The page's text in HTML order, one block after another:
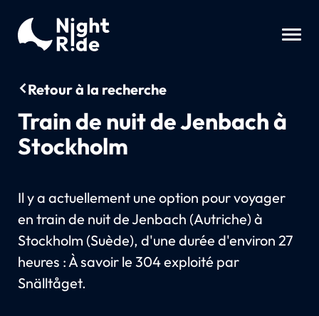
Retour à la recherche
Train de nuit de Jenbach à
Stockholm
Il y a actuellement une option pour voyager
en train de nuit de Jenbach (Autriche) à
Stockholm (Suède), d'une durée d'environ 27
heures : À savoir le 304 exploité par
Snälltåget.